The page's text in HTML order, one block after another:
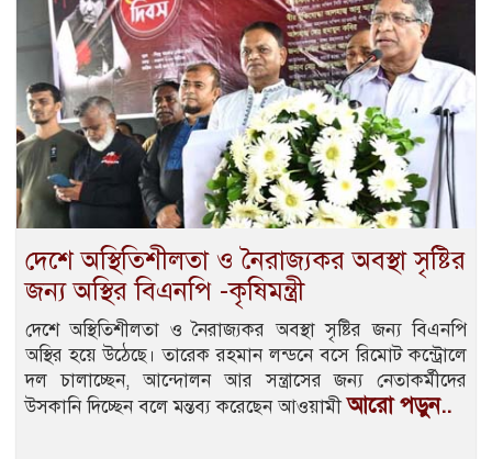
দেশে অস্থিতিশীলতা ও নৈরাজ্যকর অবস্থা সৃষ্টির
জন্য অস্থির বিএনপি -কৃষিমন্ত্রী
দেশে অস্থিতিশীলতা ও নৈরাজ্যকর অবস্থা সৃষ্টির জন্য বিএনপি
অস্থির হয়ে উঠেছে। তারেক রহমান লন্ডনে বসে রিমোট কন্ট্রোলে
দল চালাচ্ছেন, আন্দোলন আর সন্ত্রাসের জন্য নেতাকর্মীদের
উসকানি দিচ্ছেন বলে মন্তব্য করেছেন আওয়ামীআরো পড়ুন..